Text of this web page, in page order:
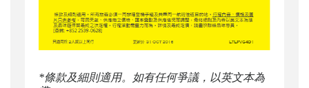
*條款及細則適用。如有任何爭議，以英文本為